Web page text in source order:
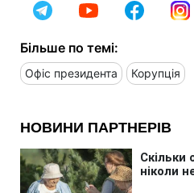
Більше по темі:
Офіс президента Корупція